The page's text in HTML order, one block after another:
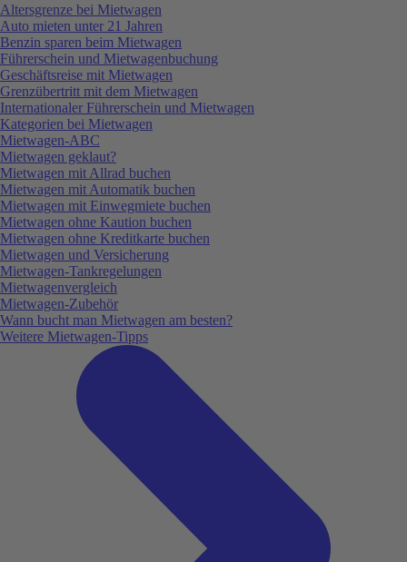
Altersgrenze bei Mietwagen
Auto mieten unter 21 Jahren
Benzin sparen beim Mietwagen
Führerschein und Mietwagenbuchung
Geschäftsreise mit Mietwagen
Grenzübertritt mit dem Mietwagen
Internationaler Führerschein und Mietwagen
Kategorien bei Mietwagen
Mietwagen-ABC
Mietwagen geklaut?
Mietwagen mit Allrad buchen
Mietwagen mit Automatik buchen
Mietwagen mit Einwegmiete buchen
Mietwagen ohne Kaution buchen
Mietwagen ohne Kreditkarte buchen
Mietwagen und Versicherung
Mietwagen-Tankregelungen
Mietwagenvergleich
Mietwagen-Zubehör
Wann bucht man Mietwagen am besten?
Weitere Mietwagen-Tipps